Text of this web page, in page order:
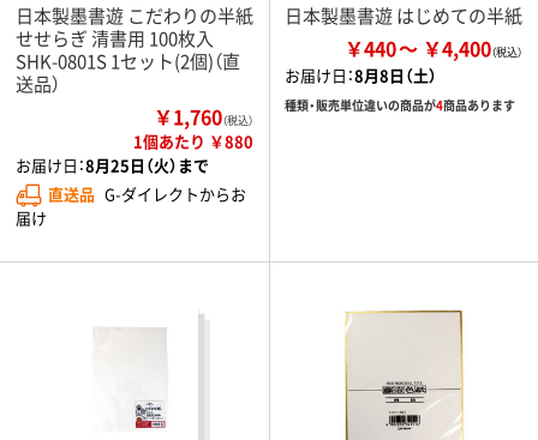
日本製墨書遊 こだわりの半紙
せせらぎ 清書用 100枚入
SHK-0801S 1セット(2個)（直
送品）
￥1,760（税込）
1個あたり ￥880
お届け日：8月25日（火）まで
直送品 G-ダイレクトからお
届け
日本製墨書遊 はじめての半紙
￥440 ￥4,400
お届け日：8月8日（土）
種類・販売単位違いの商品が4商品あります